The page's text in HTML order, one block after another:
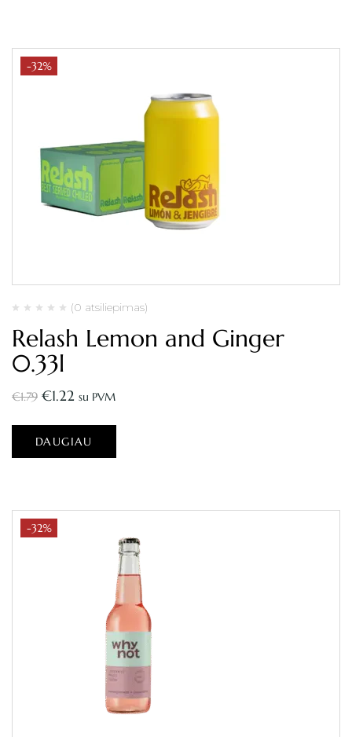
-32%
(0 atsiliepimas)
Relash Lemon and Ginger
0.33l
€1.79 €1.22 su PVM
DAUGIAU
-32%